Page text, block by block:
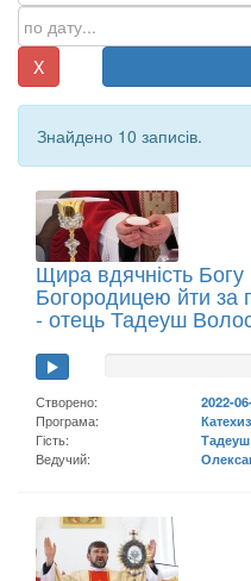
X
Знайдено 10 записів.
Щира вдячність Богу
Богородицею йти за
- отець Тадеуш
Створено:
2022-
Програма:
Гість:
Ведучий: